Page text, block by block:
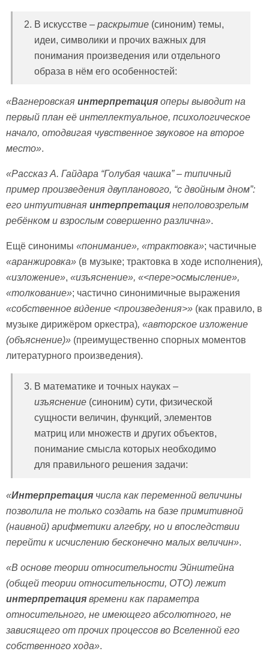
В искусстве – раскрытие(синоним) темы,
идеи, символики и прочих важных для
понимания произведения или отдельного
образа в нём его особенностей:
«Вагнеровская интерпретация оперы выводит на
первый план её интеллектуальное, психологическое
начало, отодвигая чувственное звуковое на второе
место».
«Рассказ А. Гайдара “Голубая чашка” – типичный
пример произведения двупланового, “с двойным дном”:
его интуитивная интерпретация неполовозрелым
ребёнком и взрослым совершенно различна».
Ещё синонимы «понимание», «трактовка»; частичные
«аранжировка» (в музыке; трактовка в ходе исполнения),
«изложение», «изъяснение», «<пере>осмысление»,
«толкование»; частично синонимичные выражения
«собственное ви́дение <произведения>» (как правило, в
музыке дирижёром оркестра), «авторское изложение
(объяснение)» (преимущественно спорных моментов
литературного произведения).
В математике и точных науках –
изъяснение (синоним) сути, физической
сущности величин, функций, элементов
матриц или множеств и других объектов,
понимание смысла которых необходимо
для правильного решения задачи:
«Интерпретация числа как переменной величины
позволила не только создать на базе примитивной
(наивной) арифметики алгебру, но и впоследствии
перейти к исчислению бесконечно малых величин».
«В основе теории относительности Эйнштейна
(общей теории относительности, ОТО) лежит
интерпретация времени как параметра
относительного, не имеющего абсолютного, не
зависящего от прочих процессов во Вселенной его
собственного хода».